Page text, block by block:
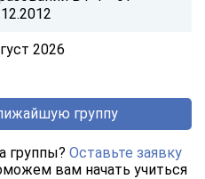
2026
группу
группы? Оставьте заявку
вам начать учиться